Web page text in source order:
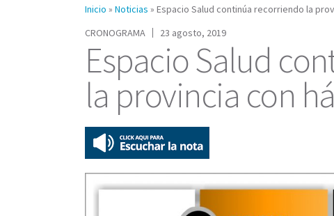
Inicio » Noticias » Espacio Salud continúa recorriendo la
CRONOGRAMA
23 agosto, 2019
Espacio Salud
la provincia con